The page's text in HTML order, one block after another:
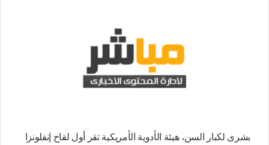
بشرى لكبار السن، هيئة الأدوية الأمريكية تقر أول لقاح إنفلونزا